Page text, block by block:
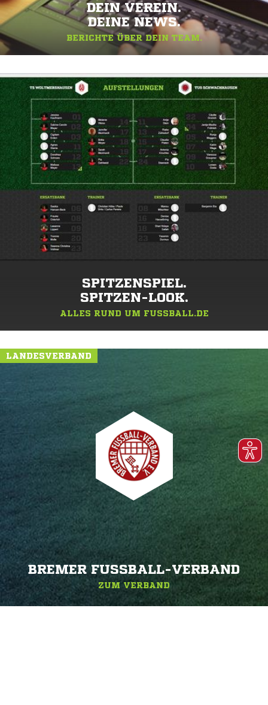
DEIN VEREIN.
DEINE NEWS.
BERICHTE ÜBER DEIN TEAM.
SPITZENSPIEL.
SPITZEN-LOOK.
ALLES RUND UM FUSSBALL.DE
LANDESVERBAND
BREMER FUSSBALL-VERBAND
ZUM VERBAND